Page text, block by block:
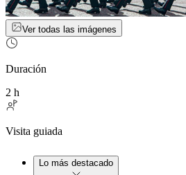
Ver todas las imágenes
Duración
2 h
Visita guiada
Lo más destacado